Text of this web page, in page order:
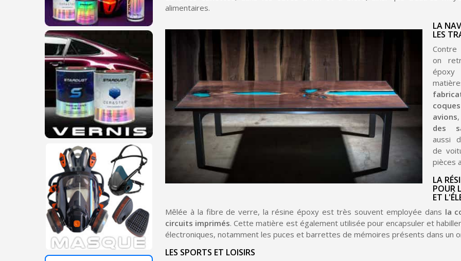
Inscription à la
Livraison sous 24
Livraison offerte en France
Paiement en 4x sans
Votre devis en ligne
Partagez vos créations et
Gagnez des points de
Livraison sous 24
Retour produits
Réduction de 5€ sur la
alimentaires.
LA
LES
on
avions
des
aussi
de
pièces
LA
POUR
ET
Mêlée à la fibre de verre, la résine époxy est très souvent employée dans la
circuits imprimés. Cette matière est également utilisée pour encapsuler et
électroniques, notamment les puces et barrettes de mémoires présents dans un
LES SPORTS ET LOISIRS